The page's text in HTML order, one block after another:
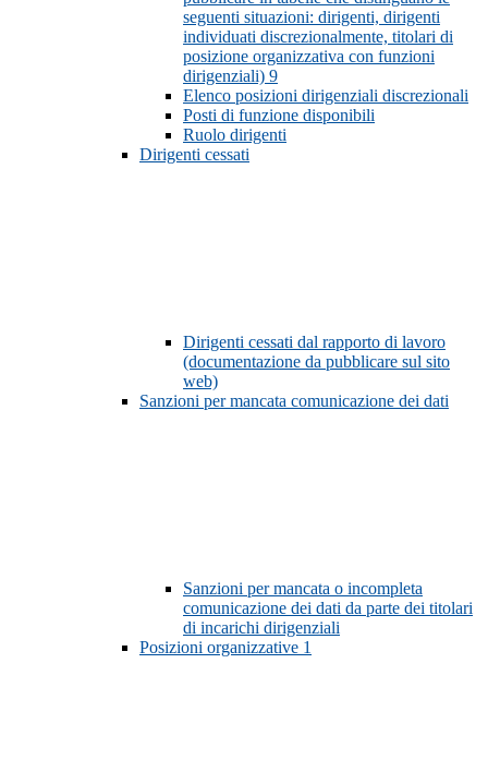
seguenti situazioni: dirigenti, dirigenti
individuati discrezionalmente, titolari di
posizione organizzativa con funzioni
dirigenziali) 9
Elenco posizioni dirigenziali discrezionali
Posti di funzione disponibili
Ruolo dirigenti
Dirigenti cessati
Dirigenti cessati dal rapporto di lavoro
(documentazione da pubblicare sul sito
web)
Sanzioni per mancata comunicazione dei dati
Sanzioni per mancata o incompleta
comunicazione dei dati da parte dei titolari
di incarichi dirigenziali
Posizioni organizzative 1